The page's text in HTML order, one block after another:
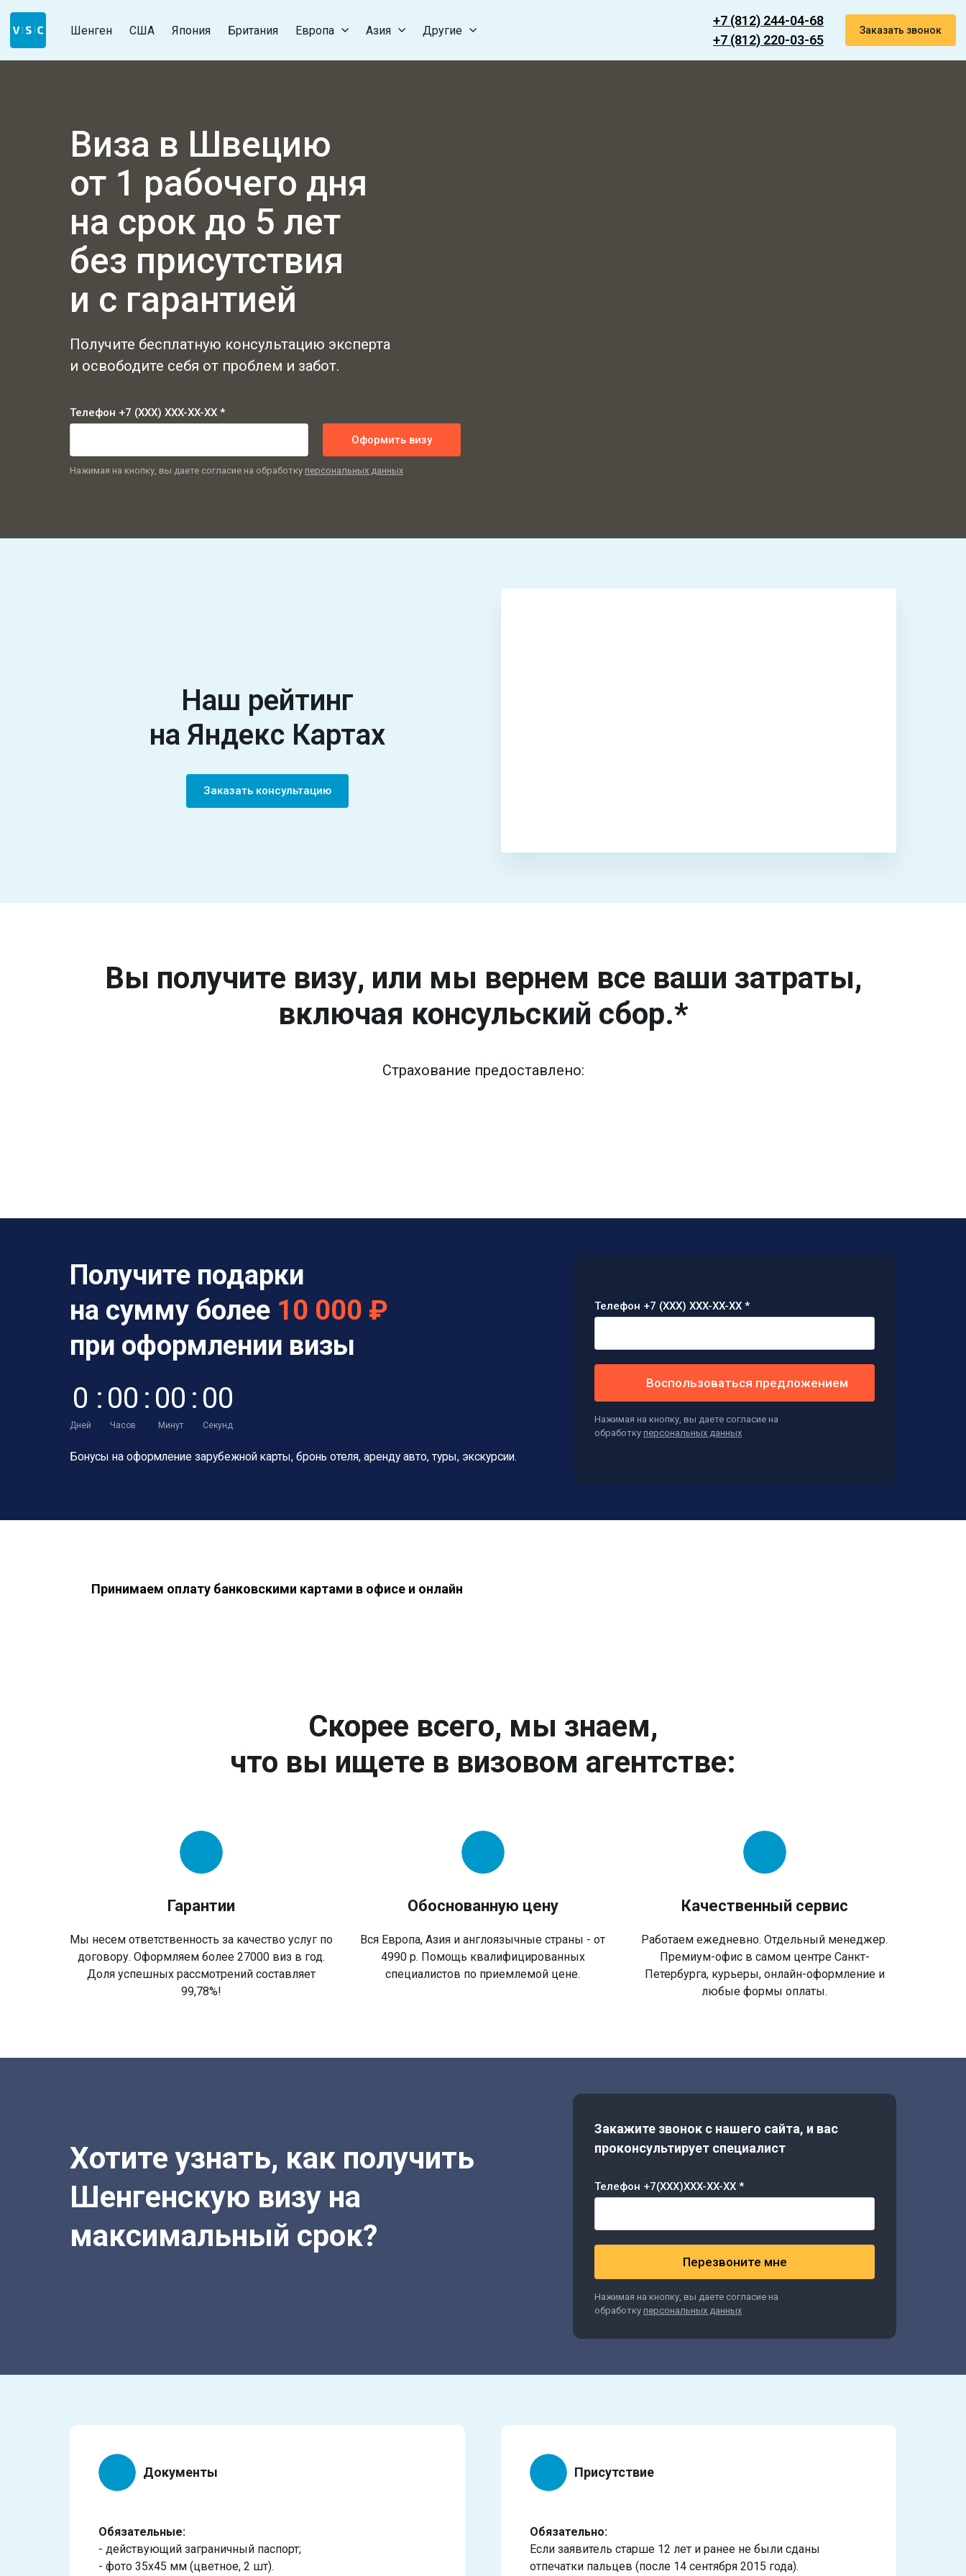
Шенген США Япония Британия Европа Азия Другие
+7 (812) 244-04-68
+7 (812) 220-03-65
Заказать звонок
Виза в Швецию
от 1 рабочего дня
на срок до 5 лет
без присутствия
и с гарантией
Получите бесплатную консультацию эксперта
и освободите себя от проблем и забот.
Телефон +7 (XXX) XXX-XX-XX *
Оформить визу
Нажимая на кнопку, вы даете согласие на обработку персональных данных
Наш рейтинг
на Яндекс Картах
Заказать консультацию
Вы получите визу, или мы вернем все ваши затраты,
включая консульский сбор.*
Страхование предоставлено:
Получите подарки
на сумму более 10 000 ₽
при оформлении визы
0
Дней
: 00
Часов
: 00
Минут
: 00
Секунд
Бонусы на оформление зарубежной карты, бронь отеля, аренду авто, туры, экскурсии.
Телефон +7 (XXX) XXX-XX-XX *
Воспользоваться предложением
Нажимая на кнопку, вы даете согласие на
обработку персональных данных
Принимаем оплату банковскими картами в офисе и онлайн
Скорее всего, мы знаем,
что вы ищете в визовом агентстве:
Гарантии
Мы несем ответственность за качество услуг по
договору. Оформляем более 27000 виз в год.
Доля успешных рассмотрений составляет
99,78%!
Обоснованную цену
Вся Европа, Азия и англоязычные страны - от
4990 р. Помощь квалифицированных
специалистов по приемлемой цене.
Качественный сервис
Работаем ежедневно. Отдельный менеджер.
Премиум-офис в самом центре Санкт-
Петербурга, курьеры, онлайн-оформление и
любые формы оплаты.
Хотите узнать, как получить
Шенгенскую визу на
максимальный срок?
Закажите звонок с нашего сайта, и вас
проконсультирует специалист
Телефон +7(XXX)XXX-XX-XX *
Перезвоните мне
Нажимая на кнопку, вы даете согласие на
обработку персональных данных
Документы
Обязательные:
- действующий заграничный паспорт;
- фото 35х45 мм (цветное, 2 шт).
Присутствие
Обязательно:
Если заявитель старше 12 лет и ранее не были сданы
отпечатки пальцев (после 14 сентября 2015 года).